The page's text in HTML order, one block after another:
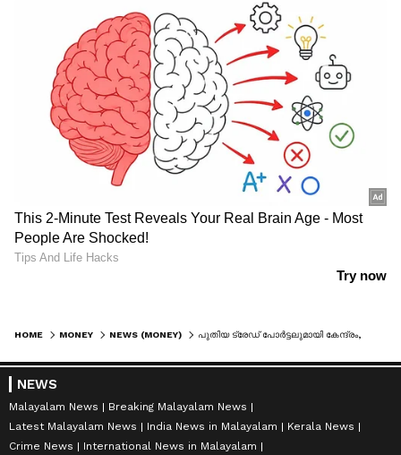
HOME MONEY NEWS (MONEY)
NEWS
Malayalam News
Breaking Malayalam News
Latest Malayalam News
India News in Malayalam
Kerala News
Crime News
International News in Malayalam